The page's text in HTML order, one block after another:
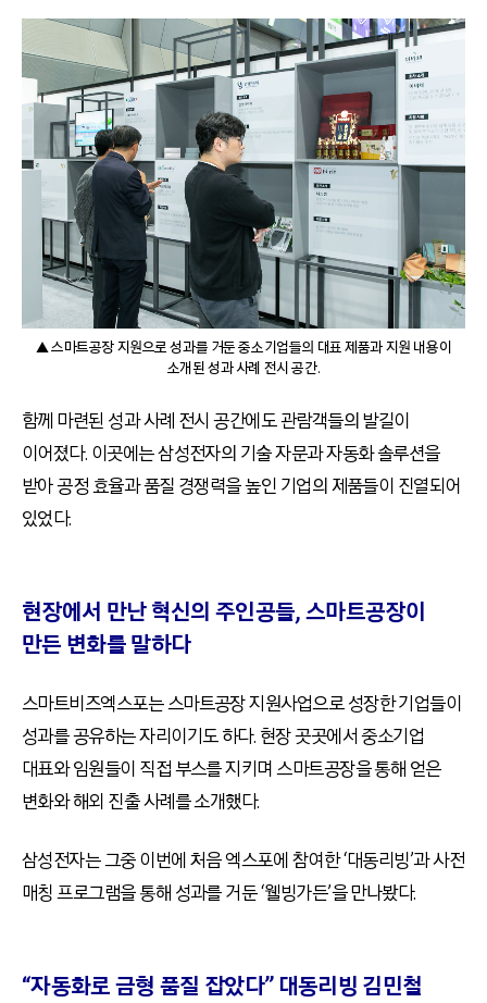
▲ 스마트공장 지원으로 성과를 거둔 중소기업들의 대표 제품과 지원 내용이
소개된 성과 사례 전시 공간.
함께 마련된 성과 사례 전시 공간에도 관람객들의 발길이
이어졌다. 이곳에는 삼성전자의 기술 자문과 자동화 솔루션을
받아 공정 효율과 품질 경쟁력을 높인 기업의 제품들이 진열되어
있었다.
현장에서 만난 혁신의 주인공들, 스마트공장이
만든 변화를 말하다
스마트비즈엑스포는 스마트공장 지원사업으로 성장한 기업들이
성과를 공유하는 자리이기도 하다. 현장 곳곳에서 중소기업
대표와 임원들이 직접 부스를 지키며 스마트공장을 통해 얻은
변화와 해외 진출 사례를 소개했다.
삼성전자는 그중 이번에 처음 엑스포에 참여한 ‘대동리빙’과 사전
매칭 프로그램을 통해 성과를 거둔 ‘웰빙가든’을 만나봤다.
“자동화로 금형 품질 잡았다” 대동리빙 김민철